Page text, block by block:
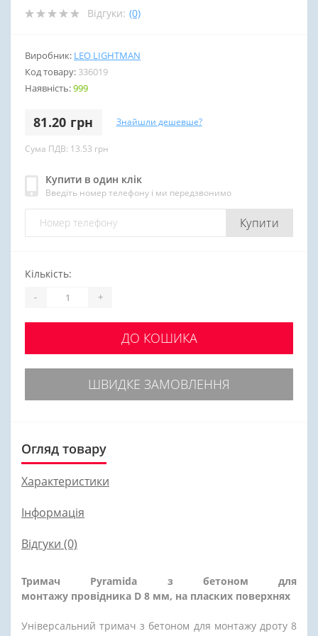
Відгуки: (0)
Виробник: LEO LIGHTMAN
Код товару: 336019
Наявність:999
81.20 грн Знайшли дешевше?
Сума ПДВ: 13.53 грн
Купити в один клік
Введіть номер телефону і ми передзвонимо
Купити
Кількість:
- +
ДО КОШИКА
ШВИДКЕ ЗАМОВЛЕННЯ
Огляд товару
Характеристики
Інформація
Відгуки (0)
Тримач Pyramida з бетоном для
монтажу провідника D 8 мм, на пласких поверхнях
Універсальний тримач з бетоном для монтажу дроту 8